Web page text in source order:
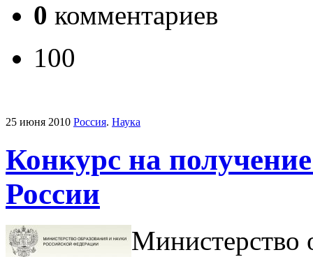
0 комментариев
100
25 июня 2010 Россия. Наука
Конкурс на
России
Министерство